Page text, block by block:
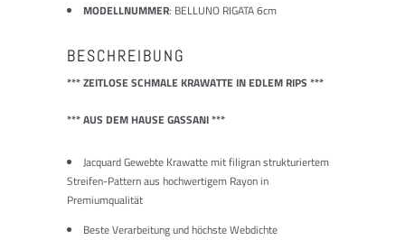
MODELLNUMMER: BELLUNO RIGATA 6cm
BESCHREIBUNG
*** ZEITLOSE SCHMALE KRAWATTE IN EDLEM RIPS ***
*** AUS DEM HAUSE GASSANI ***
Jacquard Gewebte Krawatte mit filigran strukturiertem
Streifen-Pattern aus hochwertigem Rayon in
Premiumqualität
Beste Verarbeitung und höchste Webdichte